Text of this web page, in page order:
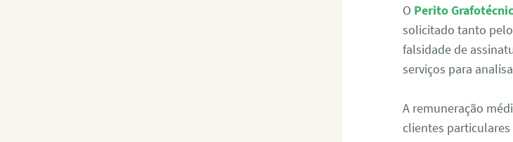
O Perito
solicitado tanto
falsidade de
serviços para
A remuneração
clientes particulares